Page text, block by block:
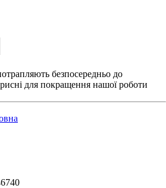
безпосередньо до
для покращення нашої роботи